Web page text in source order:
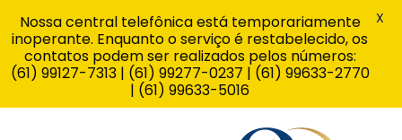
Nossa central telefônica está temporariamente
inoperante. Enquanto o serviço é restabelecido, os
contatos podem ser realizados pelos números:
(61) 99127-7313 | (61) 99277-0237 | (61) 99633-2770
| (61) 99633-5016
X